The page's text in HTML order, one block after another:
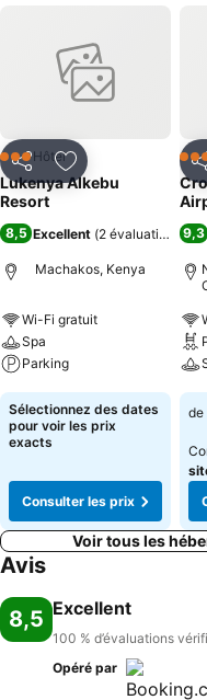
PartagerAjouter à mes
3 ÉtoilesHôtel
Lukenya Alkebu
Resort
8,5 Excellent (2 évaluations)
Machakos, Kenya
Wi-Fi gratuit
Spa
Parking
Consulter les prix
Sélectionnez des dates
pour voir les prix
exacts
Consulter les prix
5
9,3
de
Voir tous les
Avis
8,5 Excellent
100 % d’évaluations
Opéré par